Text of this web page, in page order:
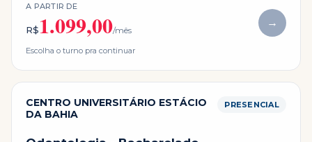
A PARTIR DE
R$1.099,00/mês
→
Escolha o turno pra continuar
CENTRO UNIVERSITÁRIO ESTÁCIO
DA BAHIA
PRESENCIAL